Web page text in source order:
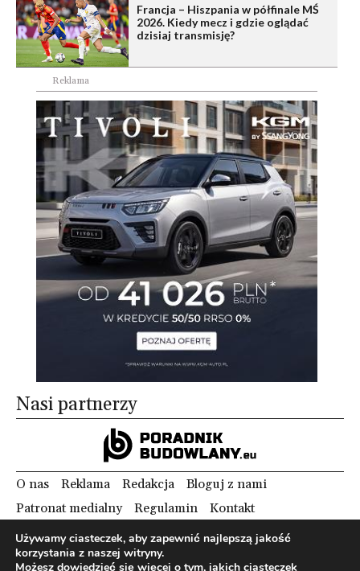
Francja – Hiszpania w półfinale MŚ
2026. Kiedy mecz i gdzie oglądać
dzisiaj transmisję?
Reklama
Nasi partnerzy
O nas Reklama Redakcja
Bloguj z nami
Patronat medialny
Regulamin Kontakt
Copyright 2012 Biznes i Styl. Wszystkie prawa zastrzeżone.
Używamy ciasteczek, aby zapewnić najlepszą jakość
korzystania z naszej witryny.
Możesz dowiedzieć się więcej o tym, jakich ciasteczek